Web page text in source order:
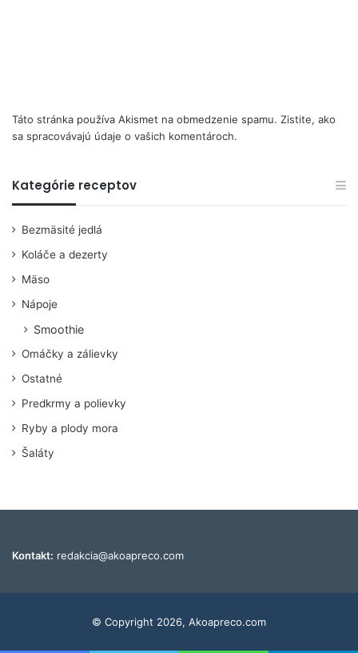
Táto stránka používa Akismet na obmedzenie spamu. Zistite, ako
sa spracovávajú údaje o vašich komentároch.
Kategórie receptov
Bezmäsité jedlá
Koláče a dezerty
Mäso
Nápoje
Smoothie
Omáčky a zálievky
Ostatné
Predkrmy a polievky
Ryby a plody mora
Šaláty
Kontakt: redakcia@akoapreco.com
© Copyright 2026, Akoapreco.com